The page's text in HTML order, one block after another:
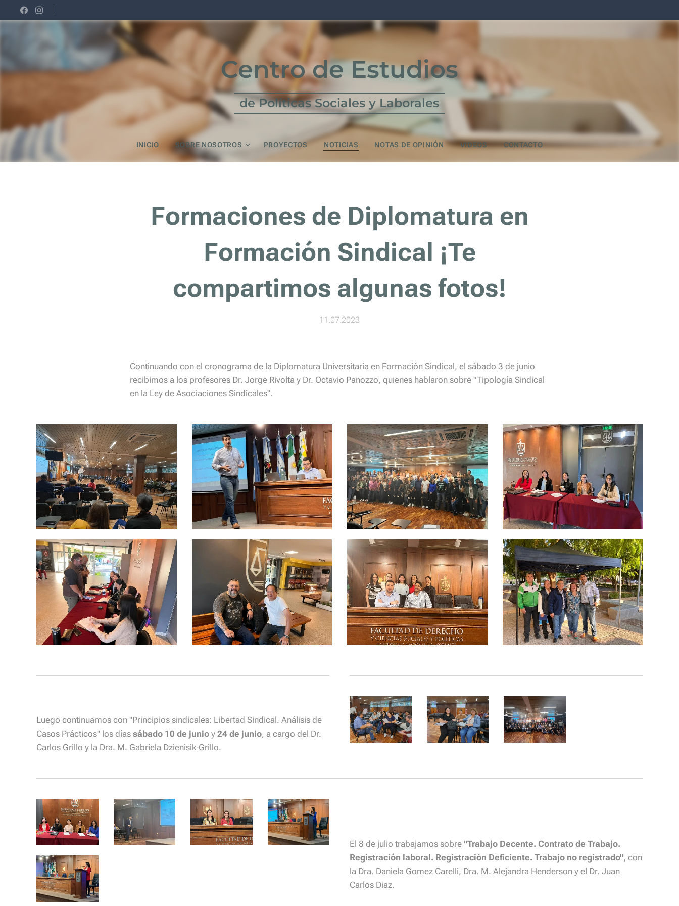
Centro de Estudios
de Políticas Sociales y Laborales
INICIO SOBRE NOSOTROS PROYECTOS NOTICIAS NOTAS DE OPINIÓN VIDEOS CONTACTO
Formaciones de Diplomatura en
Formación Sindical ¡Te
compartimos algunas fotos!
11.07.2023
Continuando con el cronograma de la Diplomatura Universitaria en Formación Sindical, el sábado 3 de junio
recibimos a los profesores Dr. Jorge Rivolta y Dr. Octavio Panozzo, quienes hablaron sobre "Tipología Sindical
en la Ley de Asociaciones Sindicales".
Luego continuamos con "Principios sindicales: Libertad Sindical. Análisis de
Casos Prácticos" los días sábado 10 de junio y 24 de junio, a cargo del Dr.
Carlos Grillo y la Dra. M. Gabriela Dzienisik Grillo.
El 8 de julio trabajamos sobre "Trabajo Decente. Contrato de Trabajo.
Registración laboral. Registración Deficiente. Trabajo no registrado", con
la Dra. Daniela Gomez Carelli, Dra. M. Alejandra Henderson y el Dr. Juan
Carlos Diaz.